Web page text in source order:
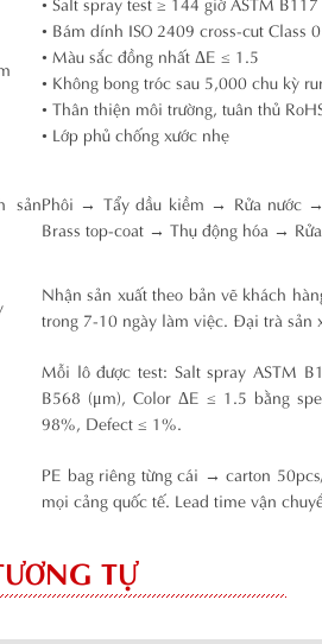
• Bám dính ISO 2409 cross-cut Class 0
• Màu sắc đồng nhất ΔE ≤ 1.5
• Không bong tróc sau 5,000 chu kỳ
• Thân thiện môi trường, tuân thủ
• Lớp phủ chống xước nhẹ
sảnPhôi → Tẩy dầu kiềm → Rửa nước
Brass top-coat → Thụ động hóa →
Nhận sản xuất theo bản vẽ khách
trong 7-10 ngày làm việc. Đại trà sản
Mỗi lô được test: Salt spray ASTM
B568 (μm), Color ΔE ≤ 1.5 bằng
98%, Defect ≤ 1%.
PE bag riêng từng cái → carton
mọi cảng quốc tế. Lead time vận
TỰ